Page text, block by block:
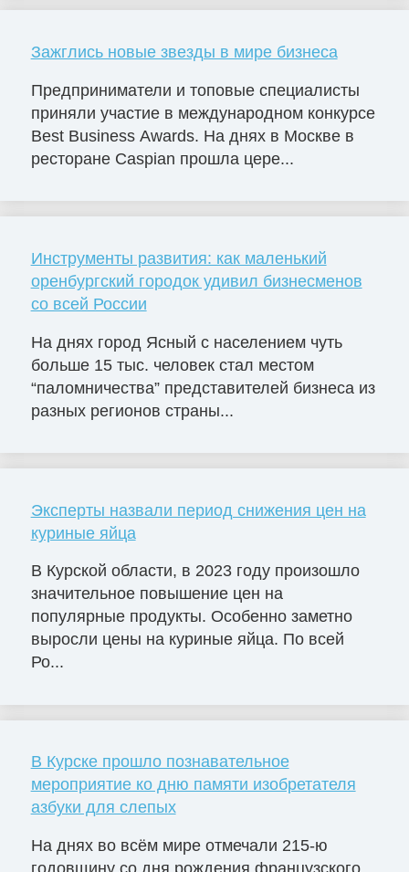
Зажглись новые звезды в мире бизнеса
Предприниматели и топовые специалисты
приняли участие в международном конкурсе
Best Business Awards. На днях в Москве в
ресторане Caspian прошла цере...
Инструменты развития: как маленький
оренбургский городок удивил бизнесменов
со всей России
На днях город Ясный с населением чуть
больше 15 тыс. человек стал местом
“паломничества” представителей бизнеса из
разных регионов страны...
Эксперты назвали период снижения цен на
куриные яйца
В Курской области, в 2023 году произошло
значительное повышение цен на
популярные продукты. Особенно заметно
выросли цены на куриные яйца. По всей
Ро...
В Курске прошло познавательное
мероприятие ко дню памяти изобретателя
азбуки для слепых
На днях во всём мире отмечали 215-ю